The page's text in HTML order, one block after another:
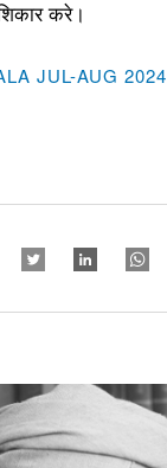
करे।
JUL-AUG 2024